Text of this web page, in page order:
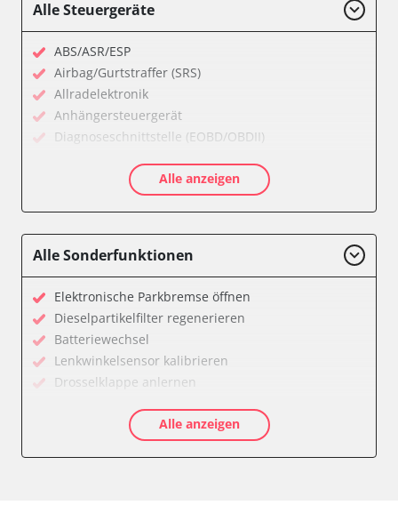
Alle Steuergeräte
ABS/ASR/ESP
Airbag/Gurtstraffer (SRS)
Allradelektronik
Anhängersteuergerät
Diagnoseschnittstelle (EOBD/OBDII)
Einparkhilfe Lenkhilfe
Klimaanlage
Lenkradelektronik
Lenkradwinkel-Sensor
Leuchtweitenregulierung (LWR)
Medienplayer 3
Motorsteuerung (EMS)
Navigationssystem
Servolenkung
Alle anzeigen
Alle Sonderfunktionen
Elektronische Parkbremse öffnen
Dieselpartikelfilter regenerieren
Batteriewechsel
Lenkwinkelsensor kalibrieren
Drosselklappe anlernen
Luftmassenmesser anlernen
Kraftstofftank entleeren
Alle anzeigen